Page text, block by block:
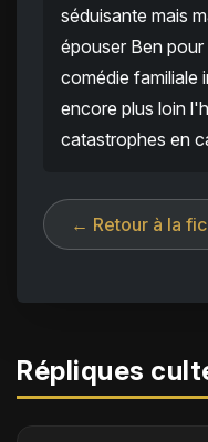
séduisante mais
épouser Ben
comédie familiale
encore plus loin
catastrophes en
← Retour à la
Répliques